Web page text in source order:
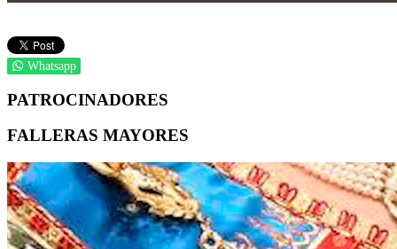
Whatsapp
PATROCINADORES
FALLERAS MAYORES